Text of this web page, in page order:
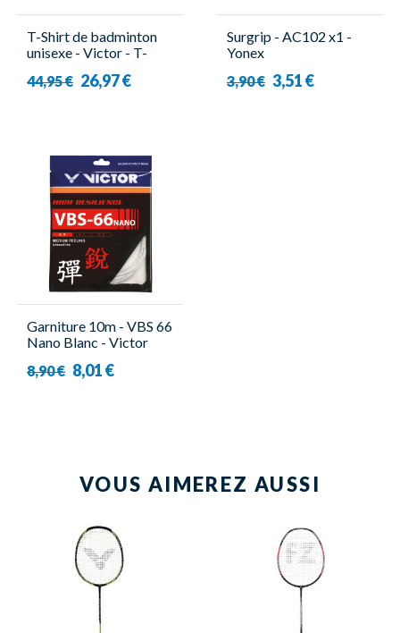
T-Shirt de badminton
unisexe - Victor - T-
44,95 € 26,97 €
Surgrip - AC102 x1 -
Yonex
3,90 € 3,51 €
Garniture 10m - VBS 66
Nano Blanc - Victor
8,90 € 8,01 €
VOUS AIMEREZ AUSSI